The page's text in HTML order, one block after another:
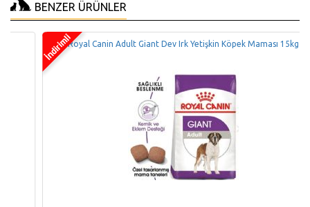
BENZER ÜRÜNLER
Royal Canin Adult Giant Dev Irk Yetişkin Köpek Maması 15kg